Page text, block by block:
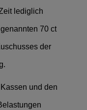
lediglich
70 ct
der
und den